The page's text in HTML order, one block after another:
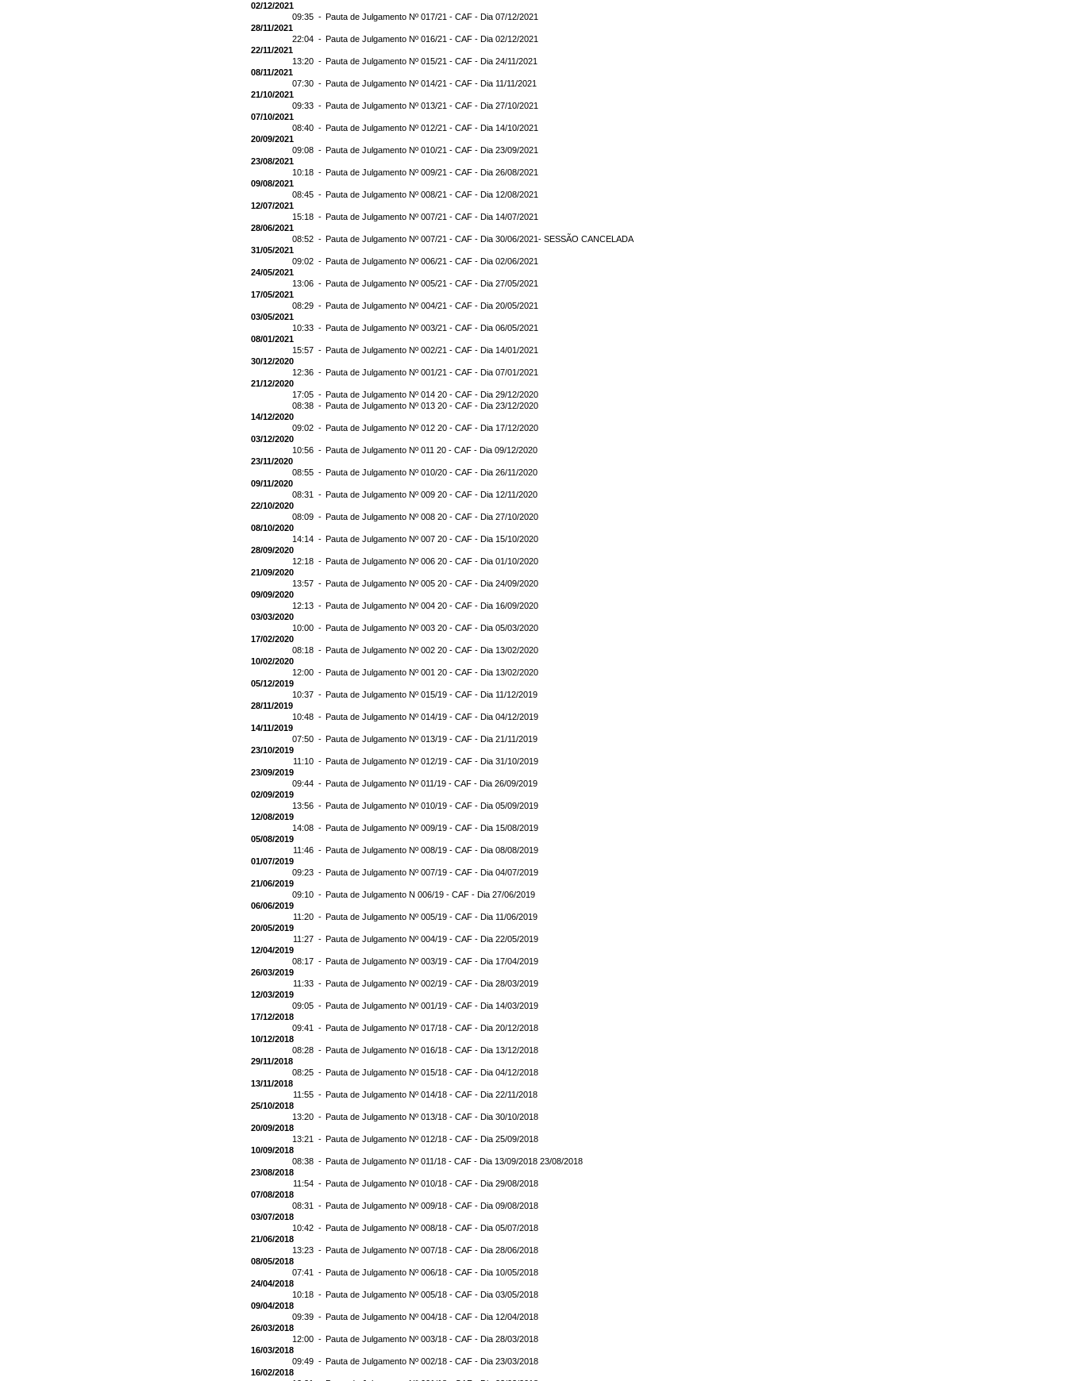
02/12/2021
09:35 - Pauta de Julgamento Nº 017/21 - CAF - Dia 07/12/2021
28/11/2021
22:04 - Pauta de Julgamento Nº 016/21 - CAF - Dia 02/12/2021
22/11/2021
13:20 - Pauta de Julgamento Nº 015/21 - CAF - Dia 24/11/2021
08/11/2021
07:30 - Pauta de Julgamento Nº 014/21 - CAF - Dia 11/11/2021
21/10/2021
09:33 - Pauta de Julgamento Nº 013/21 - CAF - Dia 27/10/2021
07/10/2021
08:40 - Pauta de Julgamento Nº 012/21 - CAF - Dia 14/10/2021
20/09/2021
09:08 - Pauta de Julgamento Nº 010/21 - CAF - Dia 23/09/2021
23/08/2021
10:18 - Pauta de Julgamento Nº 009/21 - CAF - Dia 26/08/2021
09/08/2021
08:45 - Pauta de Julgamento Nº 008/21 - CAF - Dia 12/08/2021
12/07/2021
15:18 - Pauta de Julgamento Nº 007/21 - CAF - Dia 14/07/2021
28/06/2021
08:52 - Pauta de Julgamento Nº 007/21 - CAF - Dia 30/06/2021- SESSÃO CANCELADA
31/05/2021
09:02 - Pauta de Julgamento Nº 006/21 - CAF - Dia 02/06/2021
24/05/2021
13:06 - Pauta de Julgamento Nº 005/21 - CAF - Dia 27/05/2021
17/05/2021
08:29 - Pauta de Julgamento Nº 004/21 - CAF - Dia 20/05/2021
03/05/2021
10:33 - Pauta de Julgamento Nº 003/21 - CAF - Dia 06/05/2021
08/01/2021
15:57 - Pauta de Julgamento Nº 002/21 - CAF - Dia 14/01/2021
30/12/2020
12:36 - Pauta de Julgamento Nº 001/21 - CAF - Dia 07/01/2021
21/12/2020
17:05 - Pauta de Julgamento Nº 014 20 - CAF - Dia 29/12/2020
08:38 - Pauta de Julgamento Nº 013 20 - CAF - Dia 23/12/2020
14/12/2020
09:02 - Pauta de Julgamento Nº 012 20 - CAF - Dia 17/12/2020
03/12/2020
10:56 - Pauta de Julgamento Nº 011 20 - CAF - Dia 09/12/2020
23/11/2020
08:55 - Pauta de Julgamento Nº 010/20 - CAF - Dia 26/11/2020
09/11/2020
08:31 - Pauta de Julgamento Nº 009 20 - CAF - Dia 12/11/2020
22/10/2020
08:09 - Pauta de Julgamento Nº 008 20 - CAF - Dia 27/10/2020
08/10/2020
14:14 - Pauta de Julgamento Nº 007 20 - CAF - Dia 15/10/2020
28/09/2020
12:18 - Pauta de Julgamento Nº 006 20 - CAF - Dia 01/10/2020
21/09/2020
13:57 - Pauta de Julgamento Nº 005 20 - CAF - Dia 24/09/2020
09/09/2020
12:13 - Pauta de Julgamento Nº 004 20 - CAF - Dia 16/09/2020
03/03/2020
10:00 - Pauta de Julgamento Nº 003 20 - CAF - Dia 05/03/2020
17/02/2020
08:18 - Pauta de Julgamento Nº 002 20 - CAF - Dia 13/02/2020
10/02/2020
12:00 - Pauta de Julgamento Nº 001 20 - CAF - Dia 13/02/2020
05/12/2019
10:37 - Pauta de Julgamento Nº 015/19 - CAF - Dia 11/12/2019
28/11/2019
10:48 - Pauta de Julgamento Nº 014/19 - CAF - Dia 04/12/2019
14/11/2019
07:50 - Pauta de Julgamento Nº 013/19 - CAF - Dia 21/11/2019
23/10/2019
11:10 - Pauta de Julgamento Nº 012/19 - CAF - Dia 31/10/2019
23/09/2019
09:44 - Pauta de Julgamento Nº 011/19 - CAF - Dia 26/09/2019
02/09/2019
13:56 - Pauta de Julgamento Nº 010/19 - CAF - Dia 05/09/2019
12/08/2019
14:08 - Pauta de Julgamento Nº 009/19 - CAF - Dia 15/08/2019
05/08/2019
11:46 - Pauta de Julgamento Nº 008/19 - CAF - Dia 08/08/2019
01/07/2019
09:23 - Pauta de Julgamento Nº 007/19 - CAF - Dia 04/07/2019
21/06/2019
09:10 - Pauta de Julgamento N 006/19 - CAF - Dia 27/06/2019
06/06/2019
11:20 - Pauta de Julgamento Nº 005/19 - CAF - Dia 11/06/2019
20/05/2019
11:27 - Pauta de Julgamento Nº 004/19 - CAF - Dia 22/05/2019
12/04/2019
08:17 - Pauta de Julgamento Nº 003/19 - CAF - Dia 17/04/2019
26/03/2019
11:33 - Pauta de Julgamento Nº 002/19 - CAF - Dia 28/03/2019
12/03/2019
09:05 - Pauta de Julgamento Nº 001/19 - CAF - Dia 14/03/2019
17/12/2018
09:41 - Pauta de Julgamento Nº 017/18 - CAF - Dia 20/12/2018
10/12/2018
08:28 - Pauta de Julgamento Nº 016/18 - CAF - Dia 13/12/2018
29/11/2018
08:25 - Pauta de Julgamento Nº 015/18 - CAF - Dia 04/12/2018
13/11/2018
11:55 - Pauta de Julgamento Nº 014/18 - CAF - Dia 22/11/2018
25/10/2018
13:20 - Pauta de Julgamento Nº 013/18 - CAF - Dia 30/10/2018
20/09/2018
13:21 - Pauta de Julgamento Nº 012/18 - CAF - Dia 25/09/2018
10/09/2018
08:38 - Pauta de Julgamento Nº 011/18 - CAF - Dia 13/09/2018 23/08/2018
23/08/2018
11:54 - Pauta de Julgamento Nº 010/18 - CAF - Dia 29/08/2018
07/08/2018
08:31 - Pauta de Julgamento Nº 009/18 - CAF - Dia 09/08/2018
03/07/2018
10:42 - Pauta de Julgamento Nº 008/18 - CAF - Dia 05/07/2018
21/06/2018
13:23 - Pauta de Julgamento Nº 007/18 - CAF - Dia 28/06/2018
08/05/2018
07:41 - Pauta de Julgamento Nº 006/18 - CAF - Dia 10/05/2018
24/04/2018
10:18 - Pauta de Julgamento Nº 005/18 - CAF - Dia 03/05/2018
09/04/2018
09:39 - Pauta de Julgamento Nº 004/18 - CAF - Dia 12/04/2018
26/03/2018
12:00 - Pauta de Julgamento Nº 003/18 - CAF - Dia 28/03/2018
16/03/2018
09:49 - Pauta de Julgamento Nº 002/18 - CAF - Dia 23/03/2018
16/02/2018